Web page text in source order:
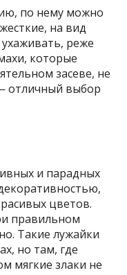
по нему можно
на вид
ухаживать, реже
которые
засеве, не
отличный выбор
и парадных
цветов.
правильном
Такие лужайки
но там, где
мягкие злаки не